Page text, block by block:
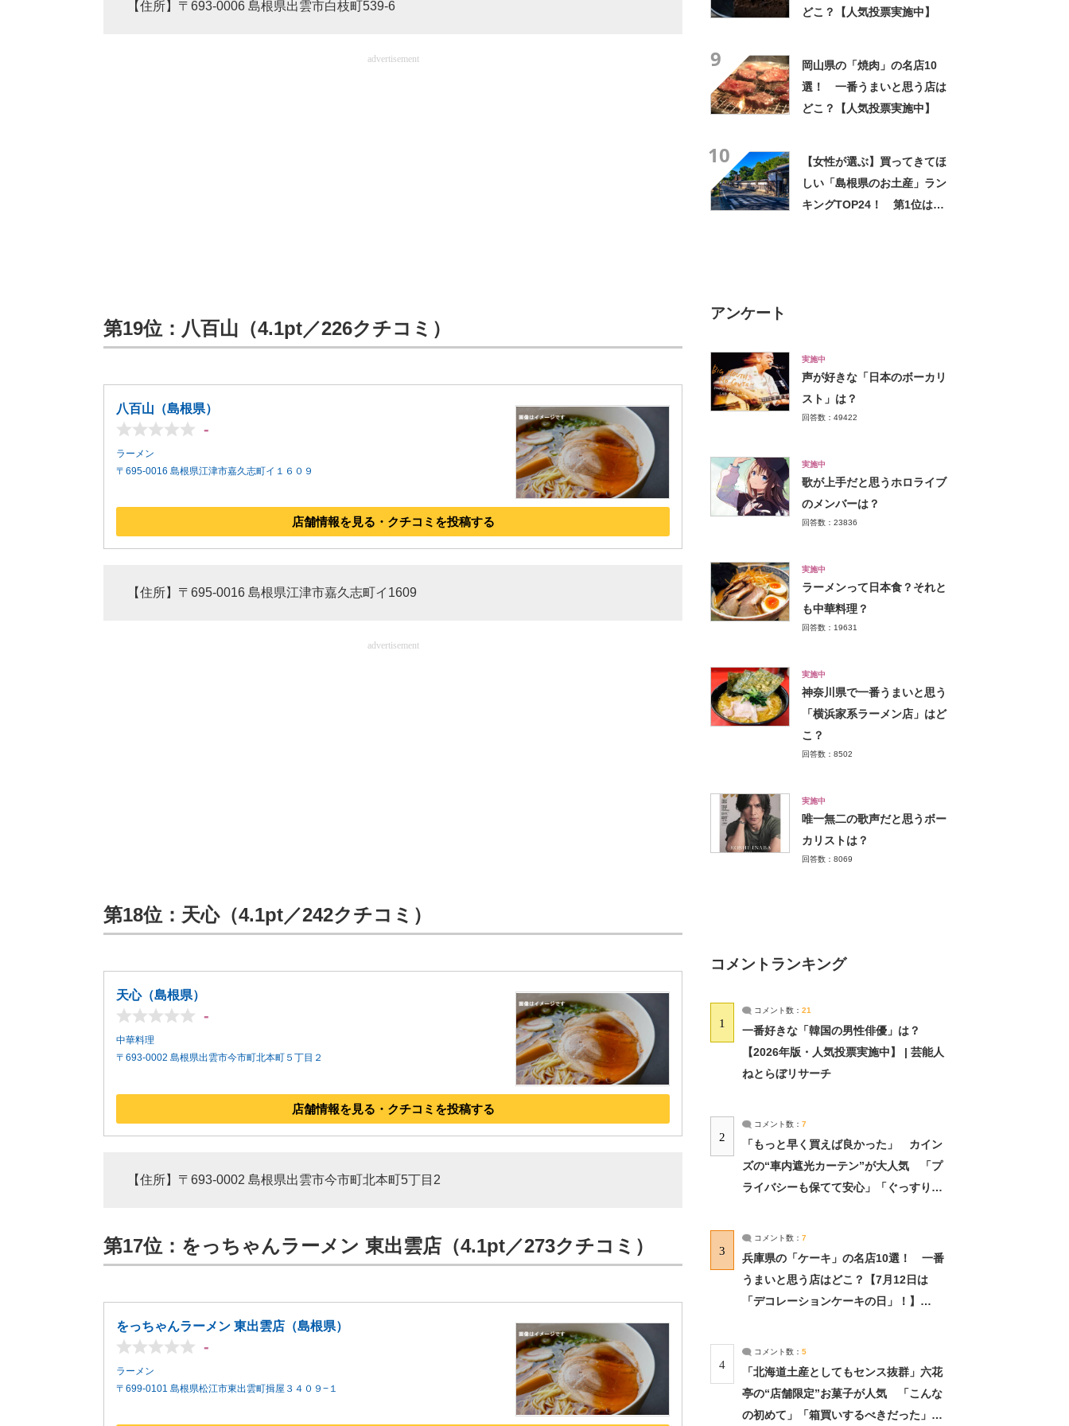
【住所】〒693-0006 島根県出雲市白枝町539-6
advertisement
第19位：八百山（4.1pt／226クチコミ）
八百山（島根県）
-
ラーメン
〒695-0016 島根県江津市嘉久志町イ１６０９
店舗情報を見る・クチコミを投稿する
【住所】〒695-0016 島根県江津市嘉久志町イ1609
advertisement
第18位：天心（4.1pt／242クチコミ）
天心（島根県）
-
中華料理
〒693-0002 島根県出雲市今市町北本町５丁目２
店舗情報を見る・クチコミを投稿する
【住所】〒693-0002 島根県出雲市今市町北本町5丁目2
第17位：をっちゃんラーメン 東出雲店（4.1pt／273クチコミ）
をっちゃんラーメン 東出雲店（島根県）
-
ラーメン
〒699-0101 島根県松江市東出雲町揖屋３４０９−１
どこ？【人気投票実施中】
9
岡山県の「焼肉」の名店10
選！ 一番うまいと思う店は
どこ？【人気投票実施中】
10
【女性が選ぶ】買ってきてほ
しい「島根県のお土産」ラン
キングTOP24！ 第1位は
アンケート
実施中
声が好きな「日本のボーカリ
スト」は？
回答数：49422
実施中
歌が上手だと思うホロライブ
のメンバーは？
回答数：23836
実施中
ラーメンって日本食？それと
も中華料理？
回答数：19631
実施中
神奈川県で一番うまいと思う
「横浜家系ラーメン店」はど
こ？
回答数：8502
実施中
唯一無二の歌声だと思うボー
カリストは？
回答数：8069
コメントランキング
1
コメント数： 21
一番好きな「韓国の男性俳優」は？
【2026年版・人気投票実施中】 | 芸能人
ねとらぼリサーチ
2
コメント数： 7
「もっと早く買えば良かった」 カイン
ズの“車内遮光カーテン”が大人気 「プ
ライバシーも保てて安心」「ぐっすり眠
3
コメント数： 7
兵庫県の「ケーキ」の名店10選！ 一番
うまいと思う店はどこ？【7月12日は
「デコレーションケーキの日」！】
4
コメント数： 5
「北海道土産としてもセンス抜群」六花
亭の“店舗限定”お菓子が人気 「こんな
の初めて」「箱買いするべきだった」